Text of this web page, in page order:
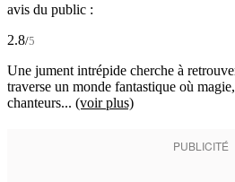
avis du public :
2.8/5
Une jument intrépide cherche à
traverse un monde fantastique où
chanteurs... (voir plus)